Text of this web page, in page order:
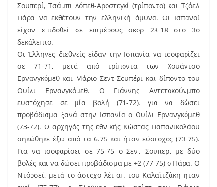
Σουπερί, Τσάμπι Λόπεθ-Αροστεγκί (τρίποντο) και Τζόελ
Πάρα να εκθέτουν την ελληνική άμυνα. Οι Ισπανοί
είχαν επιδοθεί σε επιμέρους σκορ 28-18 στο 3ο
δεκάλεπτο.
Οι Έλληνες διεθνείς είδαν την Ισπανία να ισοφαρίζει
σε 71-71, μετά από τρίποντα των Χουάντσο
Ερνανγκόμεθ και Μάριο Σεντ-Σουπέρι και δίποντο του
Ουίλι Ερνανγκόμεθ. Ο Γιάννης Αντετοκούνμπο
ευστόχησε σε μία βολή (71-72), για να δώσει
προβάδισμα ξανά στην Ισπανία ο Ουίλι Ερνανγκόμεθ
(73-72). Ο αρχηγός της εθνικής Κώστας Παπανικολάου
σηκώθηκε έξω από τα 6.75 και ήταν εύστοχος (73-75).
Για να ισοφαρίσει σε 75-75 ο Σεντ Σουπερί με δύο
βολές και να δώσει προβάδισμα με +2 (77-75) ο Πάρα. Ο
Ντόρσεϊ, μετά το άστοχο λέι απ του Καλαϊτζάκη ήταν